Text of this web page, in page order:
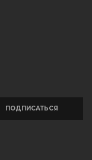
ПОДПИСАТЬСЯ